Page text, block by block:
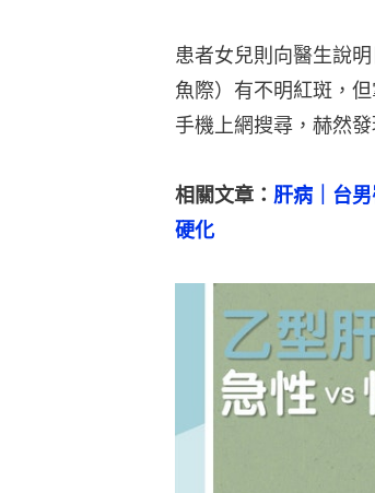
患者女兒則向醫生說
魚際）有不明紅斑，
手機上網搜尋，赫然
相關文章： 肝病｜台
硬化